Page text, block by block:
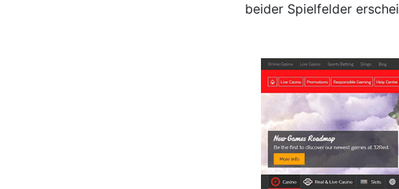
beider Spielfelder